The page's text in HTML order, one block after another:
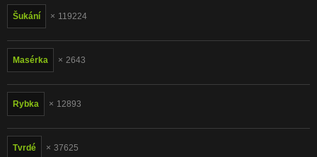
Šukání 119224
Masérka 2643
Rybka 12893
Tvrdé 37625